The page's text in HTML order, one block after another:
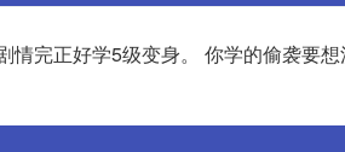
情完正好学5级变身。 你学的偷袭要